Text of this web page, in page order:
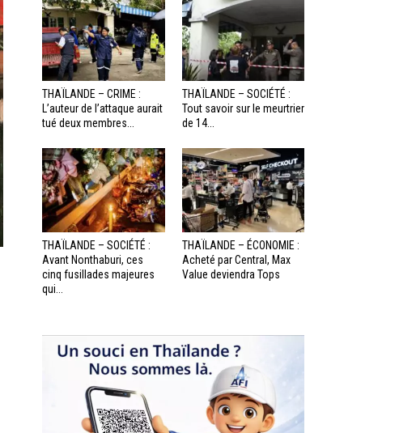
THAÏLANDE – CRIME :
L’auteur de l’attaque aurait
tué deux membres...
THAÏLANDE – SOCIÉTÉ :
Tout savoir sur le meurtrier
de 14...
THAÏLANDE – SOCIÉTÉ :
Avant Nonthaburi, ces
cinq fusillades majeures
qui...
THAÏLANDE – ÉCONOMIE :
Acheté par Central, Max
Value deviendra Tops